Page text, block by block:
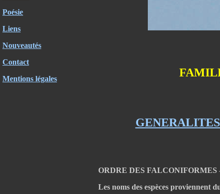
Poésie
Liens
Nouveautés
Contact
Mentions légales
ORDRE DES FALCONIFORMES
Les noms des espèces proviennent